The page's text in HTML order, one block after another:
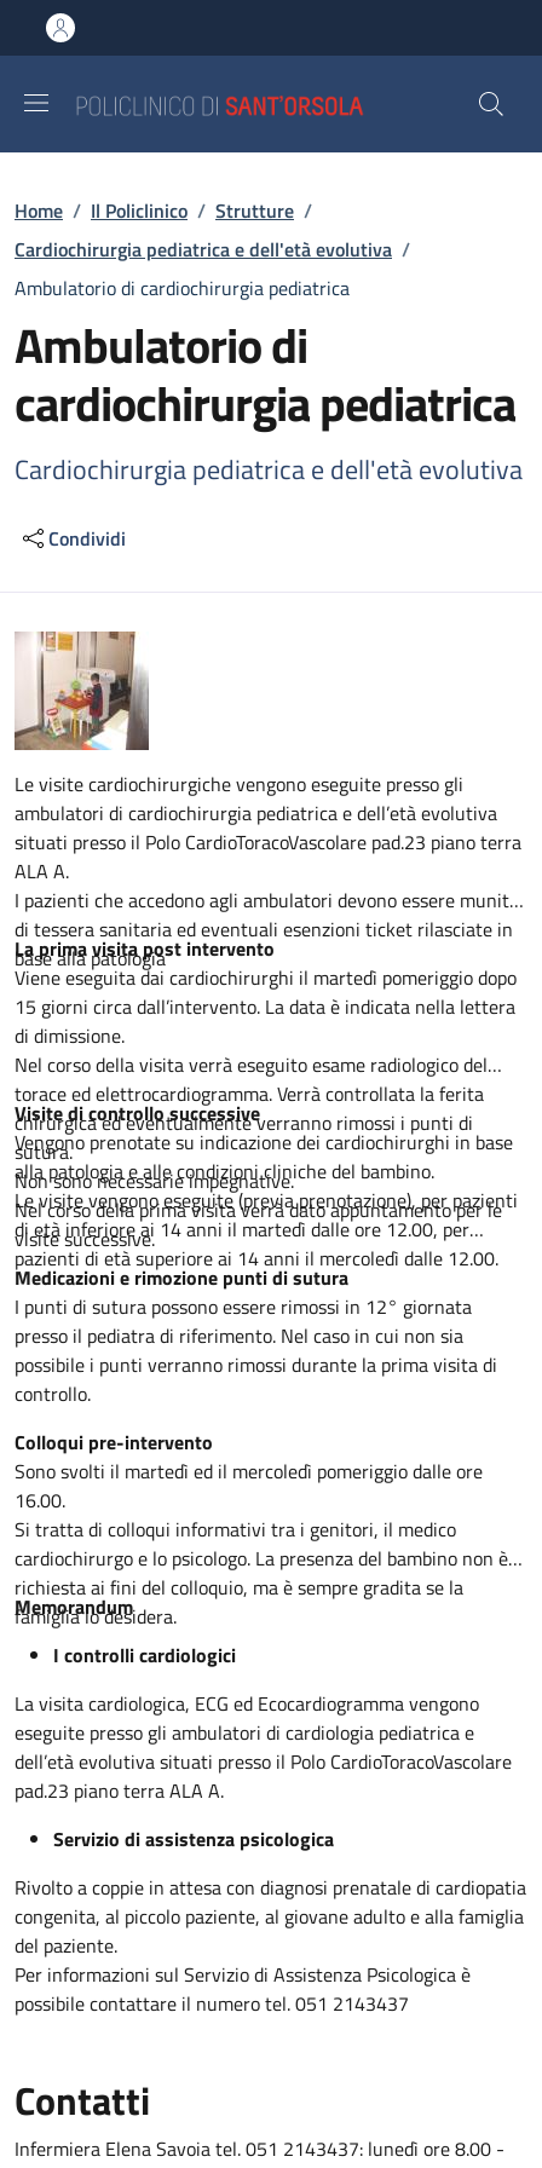
al contenuto principale
to footer content
Briciole di pane
Home / Il Policlinico / Strutture /
Cardiochirurgia pediatrica e dell'età evolutiva /
Ambulatorio di cardiochirurgia pediatrica
Ambulatorio di
cardiochirurgia pediatrica
Cardiochirurgia pediatrica e dell'età evolutiva
Condividi
Descrizione
Le visite cardiochirurgiche vengono eseguite presso gli
ambulatori di cardiochirurgia pediatrica e dell’età evolutiva
situati presso il Polo CardioToracoVascolare pad.23 piano terra
ALA A.
I pazienti che accedono agli ambulatori devono essere muniti
di tessera sanitaria ed eventuali esenzioni ticket rilasciate in
base alla patologia
La prima visita post intervento
Viene eseguita dai cardiochirurghi il martedì pomeriggio dopo
15 giorni circa dall’intervento. La data è indicata nella lettera
di dimissione.
Nel corso della visita verrà eseguito esame radiologico del
torace ed elettrocardiogramma. Verrà controllata la ferita
chirurgica ed eventualmente verranno rimossi i punti di
sutura.
Non sono necessarie impegnative.
Nel corso della prima visita verrà dato appuntamento per le
visite successive.
Visite di controllo successive
Vengono prenotate su indicazione dei cardiochirurghi in base
alla patologia e alle condizioni cliniche del bambino.
Le visite vengono eseguite (previa prenotazione), per pazienti
di età inferiore ai 14 anni il martedì dalle ore 12.00, per
pazienti di età superiore ai 14 anni il mercoledì dalle 12.00.
Medicazioni e rimozione punti di sutura
I punti di sutura possono essere rimossi in 12° giornata
presso il pediatra di riferimento. Nel caso in cui non sia
possibile i punti verranno rimossi durante la prima visita di
controllo.
Colloqui pre-intervento
Sono svolti il martedì ed il mercoledì pomeriggio dalle ore
16.00.
Si tratta di colloqui informativi tra i genitori, il medico
cardiochirurgo e lo psicologo. La presenza del bambino non è
richiesta ai fini del colloquio, ma è sempre gradita se la
famiglia lo desidera.
Memorandum
I controlli cardiologici
La visita cardiologica, ECG ed Ecocardiogramma vengono
eseguite presso gli ambulatori di cardiologia pediatrica e
dell’età evolutiva situati presso il Polo CardioToracoVascolare
pad.23 piano terra ALA A.
Servizio di assistenza psicologica
Rivolto a coppie in attesa con diagnosi prenatale di cardiopatia
congenita, al piccolo paziente, al giovane adulto e alla famiglia
del paziente.
Per informazioni sul Servizio di Assistenza Psicologica è
possibile contattare il numero tel. 051 2143437
Contatti
Infermiera Elena Savoia tel. 051 2143437: lunedì ore 8.00 -